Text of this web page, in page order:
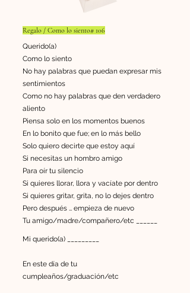
Regalo / Como lo siento# 106
Querido(a)
Como lo siento
No hay palabras que puedan expresar mis
sentimientos
Como no hay palabras que den verdadero
aliento
Piensa solo en los momentos buenos
En lo bonito que fue; en lo más bello
Solo quiero decirte que estoy aquí
Si necesitas un hombro amigo
Para oír tu silencio
Si quieres llorar, llora y vacíate por dentro
Si quieres gritar, grita, no lo dejes dentro
Pero después … empieza de nuevo
Tu amigo/madre/compañero/etc ______
Mi querido(a) _________
En este día de tu
cumpleaños/graduación/etc